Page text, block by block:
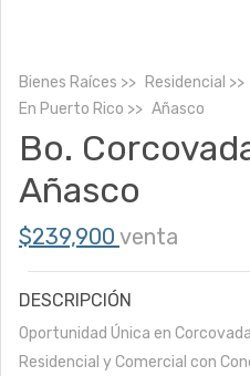
Bienes Raíces Residencial
En Puerto Rico Añasco
Bo.
Añasco
$239,900 venta
DESCRIPCIÓN
Oportunidad Única en
Residencial y Comercial con